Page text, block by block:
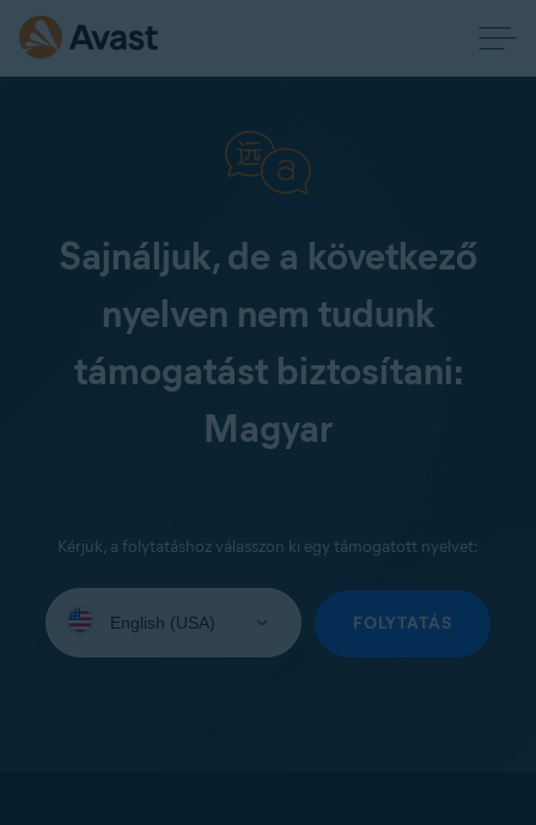
Sajnáljuk, de a következő
nyelven nem tudunk
támogatást biztosítani:
Magyar
Kérjük, a folytatáshoz válasszon ki egy támogatott nyelvet:
your
FOLYTATÁS